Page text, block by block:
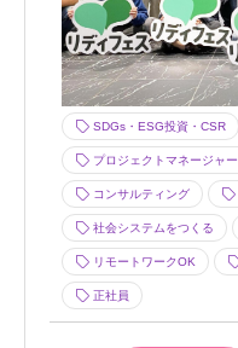
SDGs・ESG投資・CSR
プロジェクトマネージャー
コンサルティング
社会システムをつくる
リモートワークOK
正社員